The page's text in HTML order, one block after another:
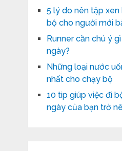
5 lý do nên tập xen
bộ cho người mới
Runner cần chú ý
ngày?
Những loại nước
nhất cho chạy bộ
10 tip giúp việc đi
ngày của bạn trở